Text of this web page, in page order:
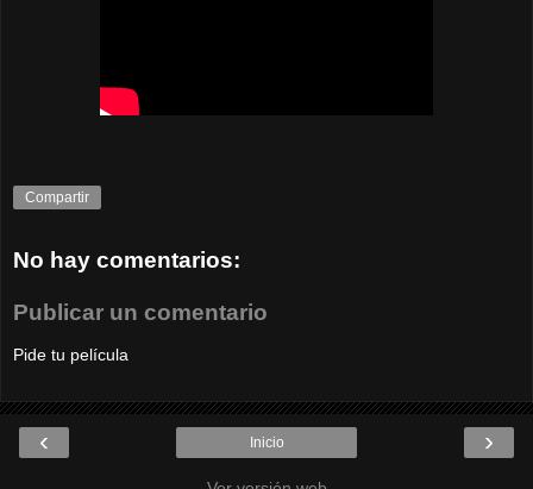
Compartir
No hay comentarios:
Publicar un comentario
Pide tu película
‹ ›
Inicio